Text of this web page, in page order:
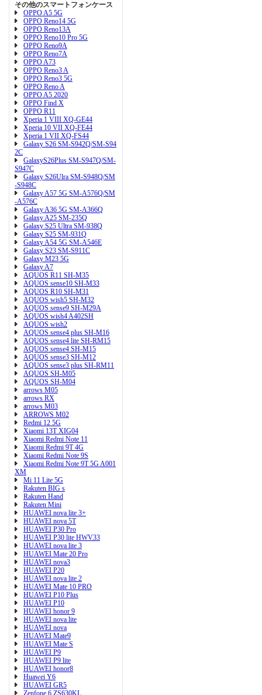
その他のスマートフォンケース
OPPO A5 5G
OPPO Reno14 5G
OPPO Reno13A
OPPO Reno10 Pro 5G
OPPO Reno9A
OPPO Reno7A
OPPO A73
OPPO Reno3 A
OPPO Reno3 5G
OPPO Reno A
OPPO A5 2020
OPPO Find X
OPPO R11
Xperia 1 VIII XQ-GE44
Xperia 10 VII XQ-FE44
Xperia 1 VII XQ-FS44
Galaxy S26 SM-S942Q/SM-S94
2C
GalaxyS26Plus SM-S947Q/SM-
S947C
Galaxy S26Ulra SM-S948Q/SM
-S948C
Galaxy A57 5G SM-A576Q/SM
-A576C
Galaxy A36 5G SM-A366Q
Galaxy A25 SM-235Q
Galaxy S25 Ultra SM-938Q
Galaxy S25 SM-931Q
Galaxy A54 5G SM-A546E
Galaxy S23 SM-S911C
Galaxy M23 5G
Galaxy A7
AQUOS R11 SH-M35
AQUOS sense10 SH-M33
AQUOS R10 SH-M31
AQUOS wish5 SH-M32
AQUOS sense9 SH-M29A
AQUOS wish4 A402SH
AQUOS wish2
AQUOS sense4 plus SH-M16
AQUOS sense4 lite SH-RM15
AQUOS sense4 SH-M15
AQUOS sense3 SH-M12
AQUOS sense3 plus SH-RM11
AQUOS SH-M05
AQUOS SH-M04
arrows M05
arrows RX
arrows M03
ARROWS M02
Redmi 12 5G
Xiaomi 13T XIG04
Xiaomi Redmi Note 11
Xiaomi Redmi 9T 4G
Xiaomi Redmi Note 9S
Xiaomi Redmi Note 9T 5G A001
XM
Mi 11 Lite 5G
Rakuten BIG s
Rakuten Hand
Rakuten Mini
HUAWEI nova lite 3+
HUAWEI nova 5T
HUAWEI P30 Pro
HUAWEI P30 lite HWV33
HUAWEI nova lite 3
HUAWEI Mate 20 Pro
HUAWEI nova3
HUAWEI P20
HUAWEI nova lite 2
HUAWEI Mate 10 PRO
HUAWEI P10 Plus
HUAWEI P10
HUAWEI honor 9
HUAWEI nova lite
HUAWEI nova
HUAWEI Mate9
HUAWEI Mate S
HUAWEI P9
HUAWEI P9 lite
HUAWEI honor8
Huawei Y6
HUAWEI GR5
Zenfone 6 ZS630KL